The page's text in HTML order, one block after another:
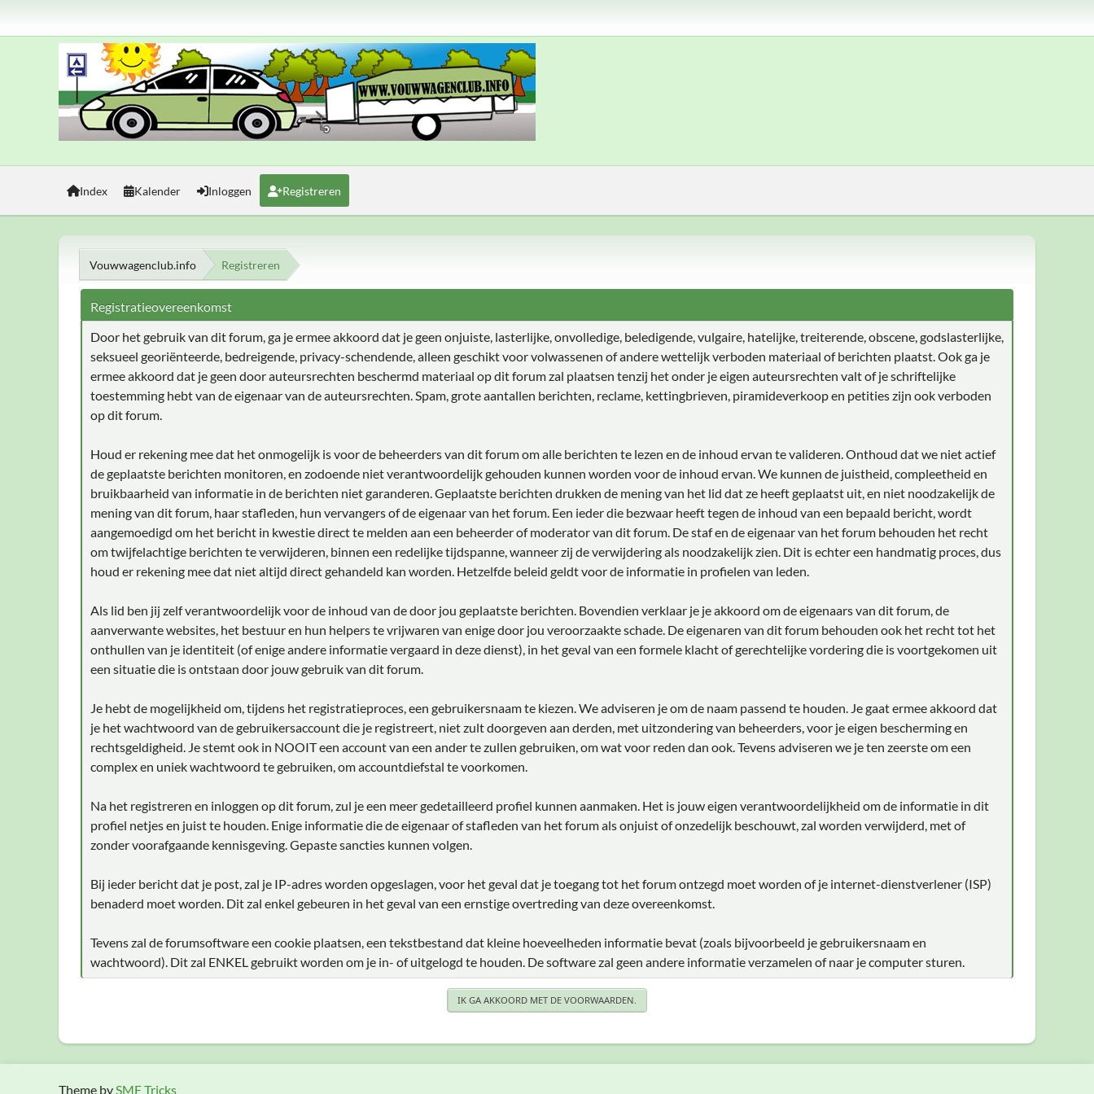
Index Kalender Inloggen Registreren
Vouwwagenclub.info Registreren
Registratieovereenkomst
Door het gebruik van dit forum, ga je ermee akkoord dat je geen onjuiste, lasterlijke, onvolledige, beledigende, vulgaire, hatelijke, treiterende, obscene, godslasterlijke,
seksueel georiënteerde, bedreigende, privacy-schendende, alleen geschikt voor volwassenen of andere wettelijk verboden materiaal of berichten plaatst. Ook ga je
ermee akkoord dat je geen door auteursrechten beschermd materiaal op dit forum zal plaatsen tenzij het onder je eigen auteursrechten valt of je schriftelijke
toestemming hebt van de eigenaar van de auteursrechten. Spam, grote aantallen berichten, reclame, kettingbrieven, piramideverkoop en petities zijn ook verboden
op dit forum.
Houd er rekening mee dat het onmogelijk is voor de beheerders van dit forum om alle berichten te lezen en de inhoud ervan te valideren. Onthoud dat we niet actief
de geplaatste berichten monitoren, en zodoende niet verantwoordelijk gehouden kunnen worden voor de inhoud ervan. We kunnen de juistheid, compleetheid en
bruikbaarheid van informatie in de berichten niet garanderen. Geplaatste berichten drukken de mening van het lid dat ze heeft geplaatst uit, en niet noodzakelijk de
mening van dit forum, haar stafleden, hun vervangers of de eigenaar van het forum. Een ieder die bezwaar heeft tegen de inhoud van een bepaald bericht, wordt
aangemoedigd om het bericht in kwestie direct te melden aan een beheerder of moderator van dit forum. De staf en de eigenaar van het forum behouden het recht
om twijfelachtige berichten te verwijderen, binnen een redelijke tijdspanne, wanneer zij de verwijdering als noodzakelijk zien. Dit is echter een handmatig proces, dus
houd er rekening mee dat niet altijd direct gehandeld kan worden. Hetzelfde beleid geldt voor de informatie in profielen van leden.
Als lid ben jij zelf verantwoordelijk voor de inhoud van de door jou geplaatste berichten. Bovendien verklaar je je akkoord om de eigenaars van dit forum, de
aanverwante websites, het bestuur en hun helpers te vrijwaren van enige door jou veroorzaakte schade. De eigenaren van dit forum behouden ook het recht tot het
onthullen van je identiteit (of enige andere informatie vergaard in deze dienst), in het geval van een formele klacht of gerechtelijke vordering die is voortgekomen uit
een situatie die is ontstaan door jouw gebruik van dit forum.
Je hebt de mogelijkheid om, tijdens het registratieproces, een gebruikersnaam te kiezen. We adviseren je om de naam passend te houden. Je gaat ermee akkoord dat
je het wachtwoord van de gebruikersaccount die je registreert, niet zult doorgeven aan derden, met uitzondering van beheerders, voor je eigen bescherming en
rechtsgeldigheid. Je stemt ook in NOOIT een account van een ander te zullen gebruiken, om wat voor reden dan ook. Tevens adviseren we je ten zeerste om een
complex en uniek wachtwoord te gebruiken, om accountdiefstal te voorkomen.
Na het registreren en inloggen op dit forum, zul je een meer gedetailleerd profiel kunnen aanmaken. Het is jouw eigen verantwoordelijkheid om de informatie in dit
profiel netjes en juist te houden. Enige informatie die de eigenaar of stafleden van het forum als onjuist of onzedelijk beschouwt, zal worden verwijderd, met of
zonder voorafgaande kennisgeving. Gepaste sancties kunnen volgen.
Bij ieder bericht dat je post, zal je IP-adres worden opgeslagen, voor het geval dat je toegang tot het forum ontzegd moet worden of je internet-dienstverlener (ISP)
benaderd moet worden. Dit zal enkel gebeuren in het geval van een ernstige overtreding van deze overeenkomst.
Tevens zal de forumsoftware een cookie plaatsen, een tekstbestand dat kleine hoeveelheden informatie bevat (zoals bijvoorbeeld je gebruikersnaam en
wachtwoord). Dit zal ENKEL gebruikt worden om je in- of uitgelogd te houden. De software zal geen andere informatie verzamelen of naar je computer sturen.
Theme bySMF Tricks